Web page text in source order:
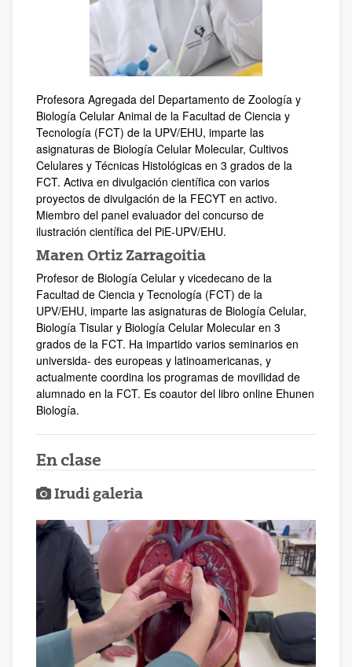
Profesora Agregada del Departamento de Zoología y
Biología Celular Animal de la Facultad de Ciencia y
Tecnología (FCT) de la UPV/EHU, imparte las
asignaturas de Biología Celular Molecular, Cultivos
Celulares y Técnicas Histológicas en 3 grados de la
FCT. Activa en divulgación científica con varios
proyectos de divulgación de la FECYT en activo.
Miembro del panel evaluador del concurso de
ilustración científica del PiE-UPV/EHU.
Maren Ortiz Zarragoitia
Profesor de Biología Celular y vicedecano de la
Facultad de Ciencia y Tecnología (FCT) de la
UPV/EHU, imparte las asignaturas de Biología Celular,
Biología Tisular y Biología Celular Molecular en 3
grados de la FCT. Ha impartido varios seminarios en
universida- des europeas y latinoamericanas, y
actualmente coordina los programas de movilidad de
alumnado en la FCT. Es coautor del libro online Ehunen
Biología.
En clase
Irudi galeria